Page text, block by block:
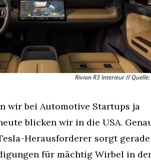
Rivian R3 Interieur //
wir bei Automotive Startups ja
blicken wir in die USA.
Herausforderer sorgt
für mächtig Wirbel in